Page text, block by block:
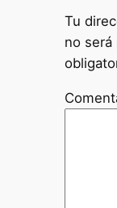
Tu
no será